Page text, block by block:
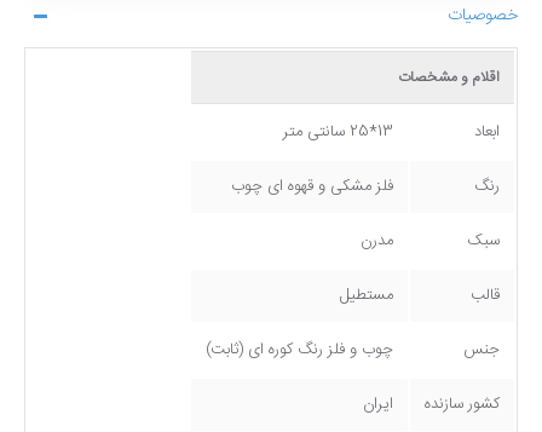
خصوصیات
اقلام و مشخصات
ابعاد 13*25 سانتی متر
رنگ فلز مشکی و قهوه ای چوب
سبک مدرن
قالب مستطیل
جنس چوب و فلز رنگ کوره ای (ثابت)
کشور سازنده ایران